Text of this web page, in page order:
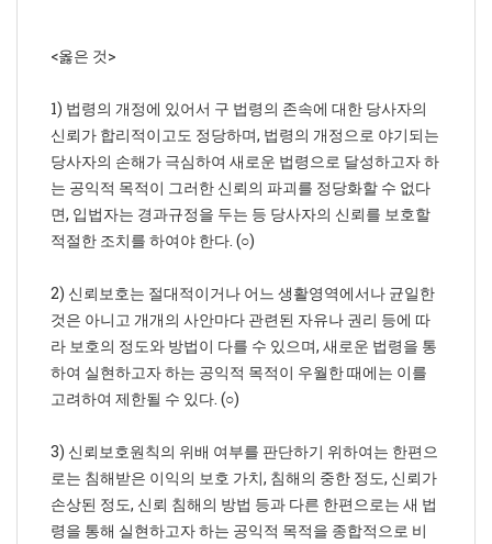
<옳은 것>
1) 법령의 개정에 있어서 구 법령의 존속에 대한 당사자의
신뢰가 합리적이고도 정당하며, 법령의 개정으로 야기되는
당사자의 손해가 극심하여 새로운 법령으로 달성하고자 하
는 공익적 목적이 그러한 신뢰의 파괴를 정당화할 수 없다
면, 입법자는 경과규정을 두는 등 당사자의 신뢰를 보호할
적절한 조치를 하여야 한다. (○)
2) 신뢰보호는 절대적이거나 어느 생활영역에서나 균일한
것은 아니고 개개의 사안마다 관련된 자유나 권리 등에 따
라 보호의 정도와 방법이 다를 수 있으며, 새로운 법령을 통
하여 실현하고자 하는 공익적 목적이 우월한 때에는 이를
고려하여 제한될 수 있다. (○)
3) 신뢰보호원칙의 위배 여부를 판단하기 위하여는 한편으
로는 침해받은 이익의 보호 가치, 침해의 중한 정도, 신뢰가
손상된 정도, 신뢰 침해의 방법 등과 다른 한편으로는 새 법
령을 통해 실현하고자 하는 공익적 목적을 종합적으로 비